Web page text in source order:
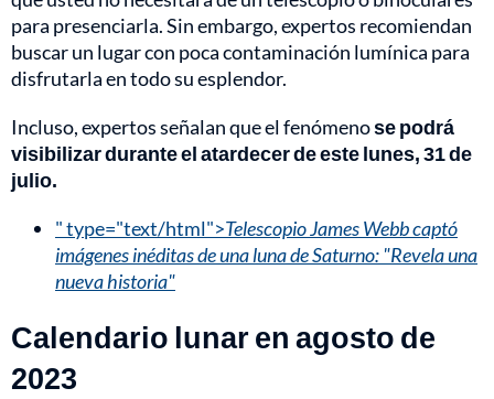
para presenciarla. Sin embargo, expertos recomiendan
buscar un lugar con poca contaminación lumínica para
disfrutarla en todo su esplendor.
Incluso, expertos señalan que el fenómenose podrá
visibilizar durante el atardecer de este lunes, 31 de
julio.
" type="text/html">Telescopio James Webb captó
imágenes inéditas de una luna de Saturno: "Revela una
nueva historia"
Calendario lunar en agosto de
2023